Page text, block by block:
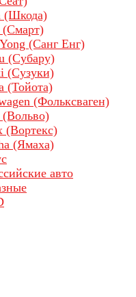
(Шкода)
(Санг Енг)
(Субару)
(Сузуки)
(Тойота)
(Фольксваген)
(Вортекс)
(Ямаха)
авто